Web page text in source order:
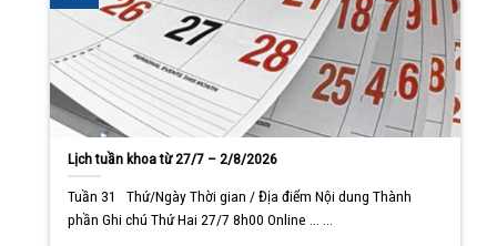
Lịch tuần khoa từ 27/7 – 2/8/2026
Tuần 31 Thứ/Ngày Thời gian / Địa điểm Nội dung Thành
phần Ghi chú Thứ Hai 27/7 8h00 Online ... ...